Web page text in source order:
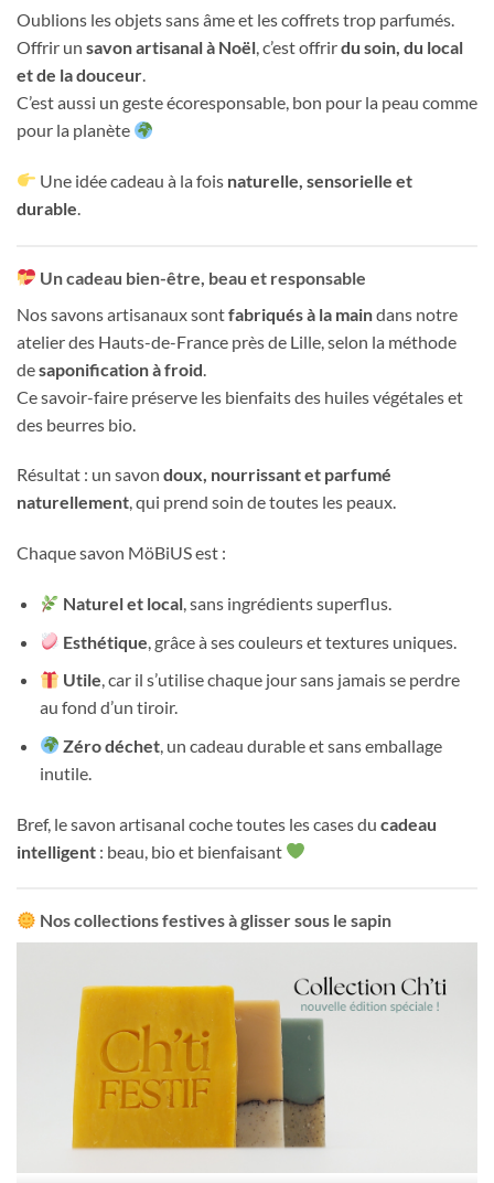
Oublions les objets sans âme et les coffrets trop parfumés.
Offrir un savon artisanal à Noël, c’est offrirdu soin, du local
et de la douceur.
C’est aussi un geste écoresponsable, bon pour la peau comme
pour la planète
Une idée cadeau à la fois naturelle, sensorielle et
durable
Un cadeau bien-être, beau et responsable
Nos savons artisanaux sontfabriqués à la maindans notre
atelier des Hauts-de-France près de Lille, selon la méthode
desaponification à froid
Ce savoir-faire préserve les bienfaits des huiles végétales et
des beurres bio.
Résultat : un savon doux, nourrissant et parfumé
naturellement, qui prend soin de toutes les peaux.
Chaque savon MöBiUS est :
Naturel et local, sans ingrédients superflus.
Esthétique , grâce à ses couleurs et textures uniques.
Utile, car il s’utilise chaque jour sans jamais se perdre
au fond d’un tiroir.
Zéro déchet , un cadeau durable et sans emballage
inutile.
Bref, le savon artisanal coche toutes les cases du cadeau
intelligent : beau, bio et bienfaisant
Nos collections festives à glisser sous le sapin